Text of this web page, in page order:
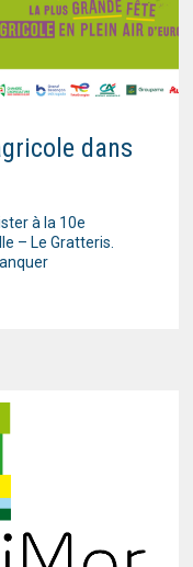
dans
à la 10e
– Le Gratteris.